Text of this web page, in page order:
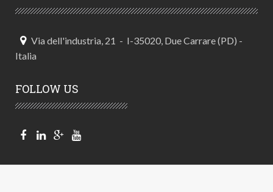
Via dell'industria, 21 - I-35020, Due Carrare (PD) -
Italia
FOLLOW US